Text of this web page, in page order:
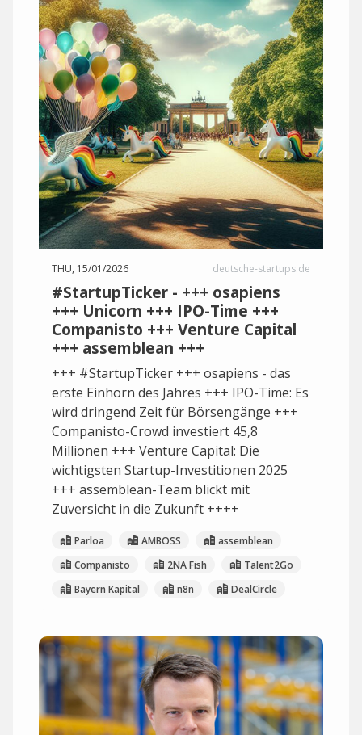
THU, 15/01/2026 deutsche-startups.de
#StartupTicker - +++ osapiens
+++ Unicorn +++ IPO-Time +++
Companisto +++ Venture Capital
+++ assemblean +++
+++ #StartupTicker +++ osapiens - das
erste Einhorn des Jahres +++ IPO-Time: Es
wird dringend Zeit für Börsengänge +++
Companisto-Crowd investiert 45,8
Millionen +++ Venture Capital: Die
wichtigsten Startup-Investitionen 2025
+++ assemblean-Team blickt mit
Zuversicht in die Zukunft ++++
Parloa AMBOSS
assemblean
Companisto
2NA Fish
Talent2Go
Bayern Kapital
n8n DealCircle